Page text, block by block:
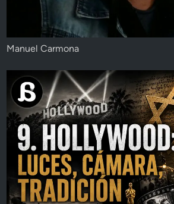
Manuel Carmona